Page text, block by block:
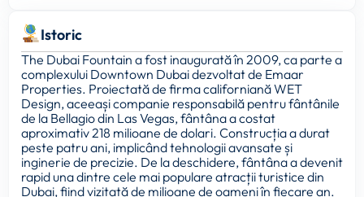
Istoric
The Dubai Fountain a fost inaugurată în 2009, ca parte a
complexului Downtown Dubai dezvoltat de Emaar
Properties. Proiectată de firma californiană WET
Design, aceeași companie responsabilă pentru fântânile
de la Bellagio din Las Vegas, fântâna a costat
aproximativ 218 milioane de dolari. Construcția a durat
peste patru ani, implicând tehnologii avansate și
inginerie de precizie. De la deschidere, fântâna a devenit
rapid una dintre cele mai populare atracții turistice din
Dubai, fiind vizitată de milioane de oameni în fiecare an.